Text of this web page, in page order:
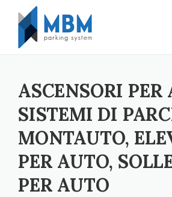
Skip to content
ASCENSORI PER
SISTEMI DI
MONTAUTO,
PER AUTO,
PER AUTO